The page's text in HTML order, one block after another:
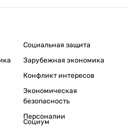
Социальная защита
Зарубежная экономика
Конфликт интересов
Экономическая
безопасность
Персоналии
Социум